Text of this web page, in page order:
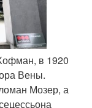
в 1920
Вены.
Мозер, а